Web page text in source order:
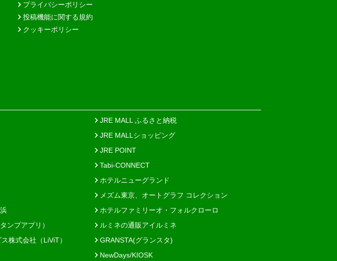
プライバシーポリシー
投稿機能に関する規約
クッキーポリシー
JRE MALL ふるさと納税
JRE MALLショッピング
JRE POINT
Tabi-CONNECT
ホテルニューグランド
メズム東京、オートグラフ コレクション
ホテルファミリーオ・フォルクローロ
ンプアプリ）
ルミネの通販アイルミネ
株式会社（LiViT）
GRANSTA(グランスタ)
NewDays/KIOSK